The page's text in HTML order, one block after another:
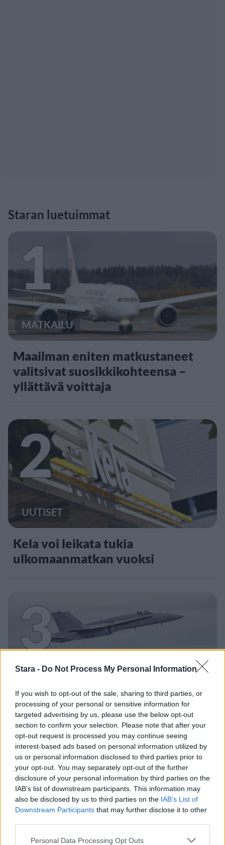
Stara - Do Not Process My Personal Information
If you wish to opt-out of the sale, sharing to third parties, or
processing of your personal or sensitive information for
targeted advertising by us, please use the below opt-out
section to confirm your selection. Please note that after your
opt-out request is processed you may continue seeing
interest-based ads based on personal information utilized by
us or personal information disclosed to third parties prior to
your opt-out. You may separately opt-out of the further
disclosure of your personal information by third parties on the
IAB’s list of downstream participants. This information may
also be disclosed by us to third parties on the IAB’s List of
Downstream Participants that may further disclose it to other
Personal Data Processing Opt Outs
Staran luetuimmat
1
MATKAILU
Maailman eniten matkustaneet
valitsivat suosikkikohteensa –
yllättävä voittaja
2
UUTISET
Kela voi leikata tukia
ulkomaanmatkan vuoksi
3
F/A-18 Hornet jyrähtää ylilennolle
Jyväskylässä – katuja suljetaan
4